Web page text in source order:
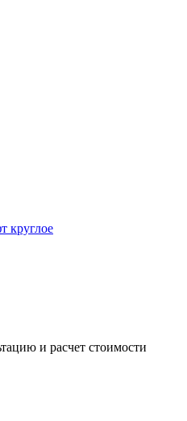
круглое
и расчет стоимости